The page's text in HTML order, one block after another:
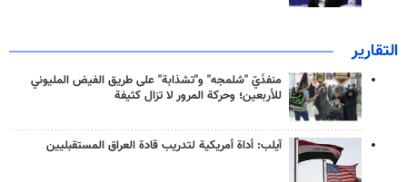
التقارير
منفذَيّ "شلمجه" و"تشذابة" على طريق الفيض المليوني
للأربعين؛ وحركة المرور لا تزال كثيفة
آيلب: أداة أمريكية لتدريب قادة العراق المستقبليين